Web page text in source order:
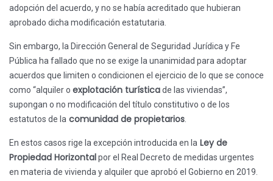
adopción del acuerdo, y no se había acreditado que hubieran
aprobado dicha modificación estatutaria.
Sin embargo, la Dirección General de Seguridad Jurídica y Fe
Pública ha fallado que no se exige la unanimidad para adoptar
acuerdos que limiten o condicionen el ejercicio de lo que se conoce
como “alquiler o explotación turísticade las viviendas”,
supongan o no modificación del título constitutivo o de los
estatutos de la comunidad de propietarios
En estos casos rige la excepción introducida en la Ley de
Propiedad Horizontalpor el Real Decreto de medidas urgentes
en materia de vivienda y alquiler que aprobó el Gobierno en 2019.